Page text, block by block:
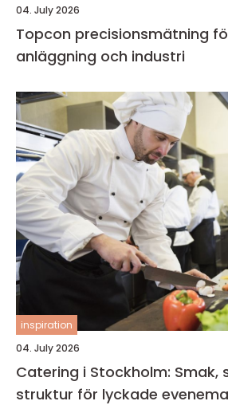
04. July 2026
Topcon precisionsmätning för bygg,
anläggning och industri
inspiration
04. July 2026
Catering i Stockholm: Smak,
struktur för lyckade